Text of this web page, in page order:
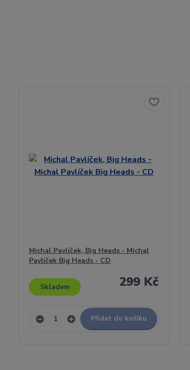
Michal Pavlíček, Big Heads - Michal
Pavlíček Big Heads - CD
299 Kč
Skladem
Přidat do košíku